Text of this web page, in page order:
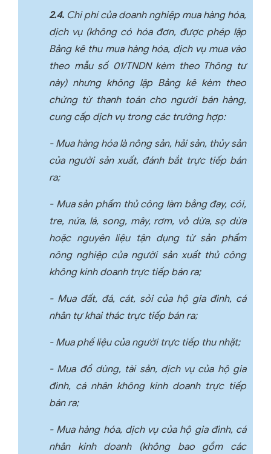
2.4. Chi phí của doanh nghiệp mua hàng hóa,
dịch vụ (không có hóa đơn, được phép lập
Bảng kê thu mua hàng hóa, dịch vụ mua vào
theo mẫu số 01/TNDN kèm theo Thông tư
này) nhưng không lập Bảng kê kèm theo
chứng từ thanh toán cho người bán hàng,
cung cấp dịch vụ trong các trường hợp:
- Mua hàng hóa là nông sản, hải sản, thủy sản
của người sản xuất, đánh bắt trực tiếp bán
ra;
- Mua sản phẩm thủ công làm bằng đay, cói,
tre, nứa, lá, song, mây, rơm, vỏ dừa, sọ dừa
hoặc nguyên liệu tận dụng từ sản phẩm
nông nghiệp của người sản xuất thủ công
không kinh doanh trực tiếp bán ra;
- Mua đất, đá, cát, sỏi của hộ gia đình, cá
nhân tự khai thác trực tiếp bán ra;
- Mua phế liệu của người trực tiếp thu nhặt;
- Mua đồ dùng, tài sản, dịch vụ của hộ gia
đình, cá nhân không kinh doanh trực tiếp
bán ra;
- Mua hàng hóa, dịch vụ của hộ gia đình, cá
nhân kinh doanh (không bao gồm các